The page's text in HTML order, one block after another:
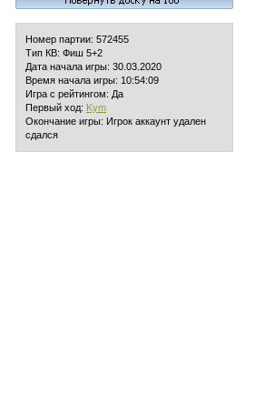
Номер партии: 572455
Тип КВ: Фиш 5+2
Дата начала игры: 30.03.2020
Время начала игры: 10:54:09
Игра с рейтингом: Да
Первый ход: Kym
Окончание игры: Игрок аккаунт удален
сдался